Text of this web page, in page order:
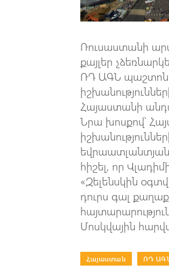
Ռուսաստանի
քայլեր
ՌԴ ԱԳՆ
Հայաստանի
Նրա խոսքով՝
եվրաատլանտյան
հիշել, որ
«Զելենսկին
դուրս գալ
Մոսկվային
Հայաստան ՌԴ